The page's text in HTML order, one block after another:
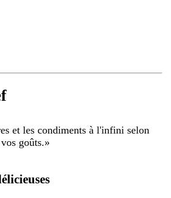
et les condiments à l'infini selon
goûts.»